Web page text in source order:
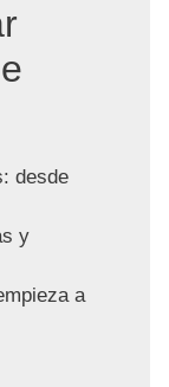
desde
y
a